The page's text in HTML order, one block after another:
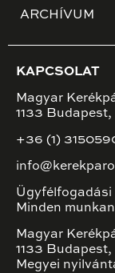
ARCHÍVUM
KAPCSOLAT
Magyar
1133
+36 (1)
Ügyfélfogadási
Minden
Magyar
1133
Megyei